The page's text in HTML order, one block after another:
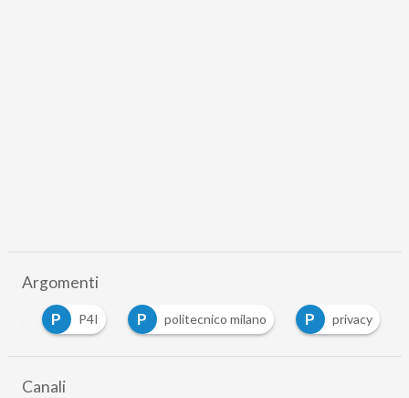
Argomenti
P P4I P politecnico milano P privacy
Canali